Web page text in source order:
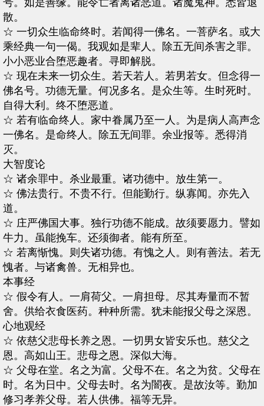
号。如是善缘。能令亡者离诸恶道。诸魔鬼神。悉皆退
散。
☆ 一切众生临命终时。若闻得一佛名。一菩萨名。或大
乘经典一句一偈。我观如是辈人。除五无间杀害之罪。
小小恶业合堕恶趣者。寻即解脱。
☆ 现在未来一切众生。若天若人。若男若女。但念得一
佛名号。功德无量。何况多名。是众生等。生时死时。
自得大利。终不堕恶道。
☆ 若有临命终人。家中眷属乃至一人。为是病人高声念
一佛名。是命终人。除五无间罪。余业报等。悉得消
灭。
大智度论
☆ 诸余罪中。杀业最重。诸功德中。放生第一。
☆ 佛法贵行。不贵不行。但能勤行。纵寡闻。亦先入
道。
☆ 庄严佛国大事。独行功德不能成。故须要愿力。譬如
牛力。虽能挽车。还须御者。能有所至。
☆ 若离惭愧。则失诸功德。有愧之人。则有善法。若无
愧者。与诸禽兽。无相异也。
本事经
☆ 假令有人。一肩荷父。一肩担母。尽其寿量而不暂
舍。供给衣食医药。种种所需。犹未能报父母之深恩。
心地观经
☆ 依慈父悲母长养之恩。一切男女皆安乐也。慈父之
恩。高如山王。悲母之恩。深似大海。
☆ 父母在堂。名之为富。父母不在。名之为贫。父母在
时。名为日中。父母去时。名为闇夜。是故汝等。勤加
修习孝养父母。若人供佛。福等无异。